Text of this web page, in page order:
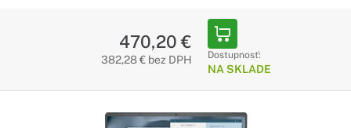
Notebooky Dell Precision
Výkonné zvnútra aj zvonka
Posuňte vášu prácu na vyššiu úroveň s výkonnou a finančne
470,20 €
382,28 € bez DPH Dostupnosť:
NA SKLADE